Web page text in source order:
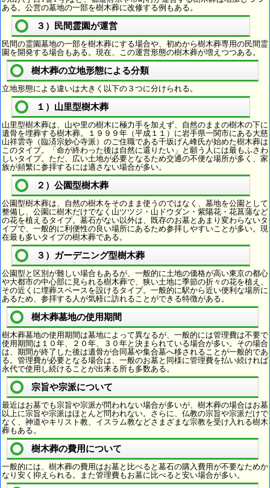
ある。公営の墓地の一部を樹木葬に改修する例もある。
３）民間霊園が運営
民間の霊園墓地の一部を樹木葬にする場合や、初めから樹木葬専用の民間霊
園を開発する場合もある。現在、この運営形態の樹木葬が増えつつある。
樹木葬の立地形態による分類
立地形態による違いは大きく以下の３つに分けられる。
１）山里型樹木葬
山里型樹木葬は、山や里の樹木に極力手を加えず、自然のままの樹木の下に
遺骨を埋葬する樹木葬。１９９９年（平成１１）に岩手県一関市にある大慈
山祥雲寺（臨済宗妙心寺派）のご住職である千坂げん峰氏が始めた樹木葬は
このタイプ。「命が終わった後は自然に還りたい」と願う人には最もふさわ
しいタイプ。ただ、広い土地が必要となるため交通の不便な場所が多く、家
族が頻繁に参拝するには適さない場合が多い。
２）公園型樹木葬
公園型樹木葬は、自然の樹木をそのまま使うのではなく、墓地を公園として
整備し、公園に樹木だけでなく山ツツジ・山ドウダン・紫陽花・花菖蒲など
の花を植えるタイプ。墓石がない以外は、既存のお墓とあまり変わらないタ
イプで、一般的に利便性の良い場所にあるため参拝しやすいことが多い。現
在最も多いタイプの樹木葬である。
３）ガーデニング型樹木葬
公園型と区別が難しい場合もあるが、一般的に土地の価格が高い東京の都心
や大都市の中心部に見られる樹木葬で、狭い土地に季節の折々の花を植え、
その近くに埋葬スペースを設けるタイプ。一般的に駅から近い便利な場所に
あるため、参拝する人が気軽に訪れることができる特徴がある。
樹木葬墓地の使用期間
樹木葬墓地の使用期間は墓地によって異なるが、一般的には管理費は不要で
使用期間は１０年、２０年、３０年と決まられている場合が多い。その場合
は、期間が終了した後は遺骨が合同墓や集合墓へ移されることが一般的であ
る。管理費が必要となる場合は、一般のお墓と同様に管理費を払い続ければ
永代で使用し続けることが出来る所も多数ある。
宗旨や宗派について
最近はお墓でも宗旨や宗派が問われない場合が多いが、樹木葬の場合はお墓
以上に宗旨や宗派はほとんど問われない。さらに、仏教の宗旨や宗派だけで
なく、神道やキリスト教、イスラム教などさまざまな宗教を受け入れる樹木
葬もある。
樹木葬の費用について
一般的には、樹木葬の費用はお墓と比べると墓石の購入費用が不要なためか
なり安く抑えられる。また管理費もお墓に比べると安い場合が多い。